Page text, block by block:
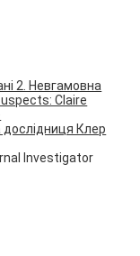
дослідниця Клер
Investigator